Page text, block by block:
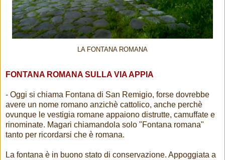
LA FONTANA ROMANA
FONTANA ROMANA SULLA VIA APPIA
- Oggi si chiama Fontana di San Remigio, forse dovrebbe
avere un nome romano anzichè cattolico, anche perchè
ovunque le vestigia romane appaiono distrutte, camuffate e
rinominate. Magari chiamandola solo "Fontana romana"
tanto per ricordarsi che è romana.
La fontana è in buono stato di conservazione. Appoggiata a